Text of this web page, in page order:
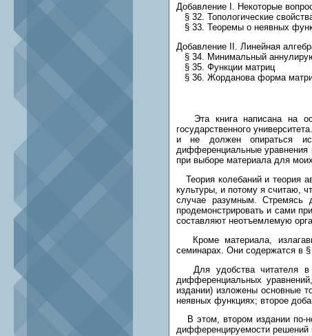
Добавление I. Некоторые
§ 32. Топологические
§ 33. Теоремы о неявных
Добавление II. Линейная
§ 34. Минимальный
§ 35. Функции матриц
§ 36. Жорданова форма
Эта книга написана на
государственного
и не должен опираться
дифференциальные уравнения
при выборе материала для
Теория колебаний и теория
культуры, и потому я считаю,
случае разумным. Стремясь
продемонстрировать и сами
составляют неотъемлемую
Кроме материала,
семинарах. Они содержатся в
Для удобства читателя в
дифференциальных
издании) изложены основные
неявных функциях; второе
В этом, втором издании по-
дифференцируемости решений